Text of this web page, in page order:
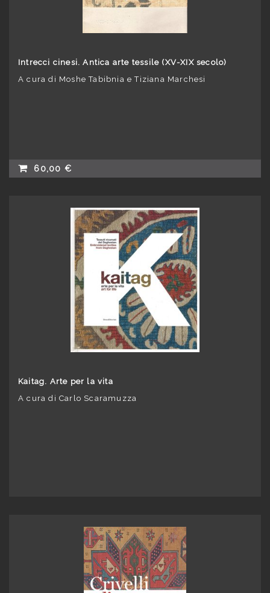
Intrecci cinesi. Antica arte tessile (XV-XIX secolo)
A cura di Moshe Tabibnia e Tiziana Marchesi
60,00 €
Kaitag. Arte per la vita
A cura di Carlo Scaramuzza